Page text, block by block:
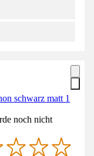
schwarz matt 1
noch nicht